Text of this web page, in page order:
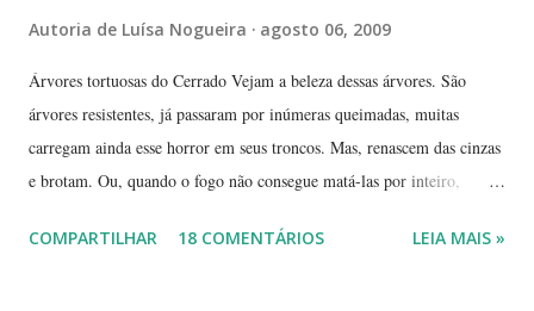
Autoria de Luísa Nogueira agosto 06, 2009
Árvores tortuosas do Cerrado Vejam a beleza dessas árvores. São
árvores resistentes, já passaram por inúmeras queimadas, muitas
carregam ainda esse horror em seus troncos. Mas, renascem das cinzas
e brotam. Ou, quando o fogo não consegue matá-las por inteiro,
novas flores e sempre novas sementes. É a esperança, em cada ano, de
COMPARTILHAR 18 COMENTÁRIOS LEIA MAIS »